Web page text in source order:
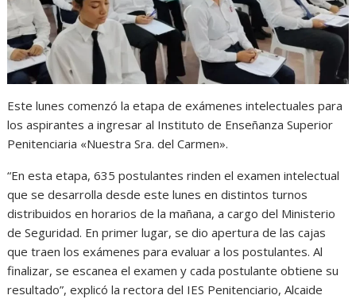
Este lunes comenzó la etapa de exámenes intelectuales para
los aspirantes a ingresar al Instituto de Enseñanza Superior
Penitenciaria «Nuestra Sra. del Carmen».
“En esta etapa, 635 postulantes rinden el examen intelectual
que se desarrolla desde este lunes en distintos turnos
distribuidos en horarios de la mañana, a cargo del Ministerio
de Seguridad. En primer lugar, se dio apertura de las cajas
que traen los exámenes para evaluar a los postulantes. Al
finalizar, se escanea el examen y cada postulante obtiene su
resultado”, explicó la rectora del IES Penitenciario, Alcaide